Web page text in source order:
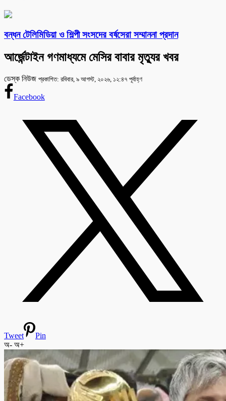
বন্ধন টেলিমিডিয়া ও শিল্পী সংসদের বর্ষসেরা সম্মাননা প্রদান
আর্জেন্টাইন গণমাধ্যমে মেসির বাবার মৃত্যুর খবর
ডেস্ক নিউজ প্রকাশিত: রবিবার, ৯ আগস্ট, ২০২৬, ১২:৪৭ পূর্বাহ্ণ
Facebook
Tweet
Pin
অ- অ+